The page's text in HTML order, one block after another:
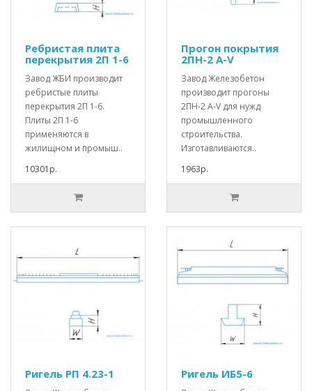
Ребристая плита
перекрытия 2П 1-6
Завод ЖБИ производит
ребристые плиты
перекрытия 2П 1-6.
Плиты 2П 1-6
применяются в
жилищном и промыш..
10301р.
Прогон покрытия
2ПН-2 А-V
Завод Железобетон
производит прогоны
2ПН-2 А-V для нужд
промышленного
строительства.
Изготавливаются..
1963р.
Ригель РП 4.23-1 Ригель ИБ5-6